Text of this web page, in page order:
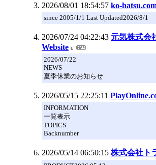
2026/08/01 18:54:57 ko-
since 2005/1/1 Last Updated2026/8/1
2026/07/24 04:22:43 元気株式会
Website
2026/07/22
NEWS
夏季休業のお知らせ
2026/05/15 22:25:11
INFORMATION
一覧表示
TOPICS
Backnumber
2026/05/14 06:50:15 株式会社ト